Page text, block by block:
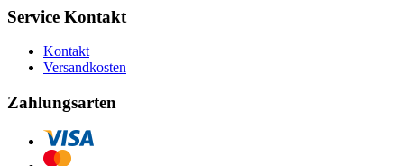
Service Kontakt
Kontakt
Versandkosten
Zahlungsarten